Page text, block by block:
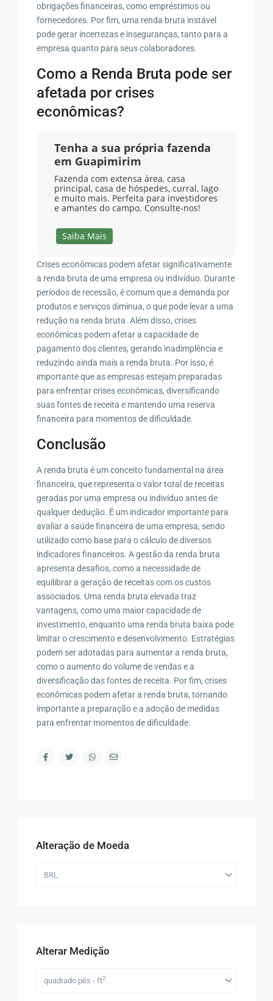
obrigações financeiras, como empréstimos ou
fornecedores. Por fim, uma renda bruta instável
pode gerar incertezas e inseguranças, tanto para a
empresa quanto para seus colaboradores.
Como a Renda Bruta pode ser
afetada por crises
econômicas?
Tenha a sua própria fazenda
em Guapimirim
Fazenda com extensa área, casa
principal, casa de hóspedes, curral, lago
e muito mais. Perfeita para investidores
e amantes do campo. Consulte-nos!
Saiba Mais
Crises econômicas podem afetar significativamente
a renda bruta de uma empresa ou indivíduo. Durante
períodos de recessão, é comum que a demanda por
produtos e serviços diminua, o que pode levar a uma
redução na renda bruta. Além disso, crises
econômicas podem afetar a capacidade de
pagamento dos clientes, gerando inadimplência e
reduzindo ainda mais a renda bruta. Por isso, é
importante que as empresas estejam preparadas
para enfrentar crises econômicas, diversificando
suas fontes de receita e mantendo uma reserva
financeira para momentos de dificuldade.
Conclusão
A renda bruta é um conceito fundamental na área
financeira, que representa o valor total de receitas
geradas por uma empresa ou indivíduo antes de
qualquer dedução. É um indicador importante para
avaliar a saúde financeira de uma empresa, sendo
utilizado como base para o cálculo de diversos
indicadores financeiros. A gestão da renda bruta
apresenta desafios, como a necessidade de
equilibrar a geração de receitas com os custos
associados. Uma renda bruta elevada traz
vantagens, como uma maior capacidade de
investimento, enquanto uma renda bruta baixa pode
limitar o crescimento e desenvolvimento. Estratégias
podem ser adotadas para aumentar a renda bruta,
como o aumento do volume de vendas e a
diversificação das fontes de receita. Por fim, crises
econômicas podem afetar a renda bruta, tornando
importante a preparação e a adoção de medidas
para enfrentar momentos de dificuldade.
Alteração de Moeda
BRL
Alterar Medição
quadrado pés - ft2